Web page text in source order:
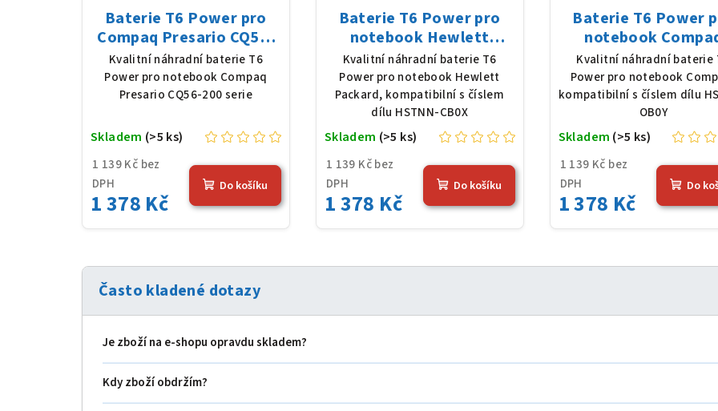
Baterie T6 Power pro
Compaq Presario CQ56-
200 serie, Li-Ion, 10,8 V,
5200 mAh (56 Wh), černá
Kvalitní náhradní baterie T6
Power pro notebook Compaq
Presario CQ56-200 serie
1 139 Kč bez
DPH
1 378 Kč
Skladem (>5 ks)
Do košíku
Baterie T6 Power pro
notebook Hewlett
Packard HSTNN-CB0X,
Li-Ion, 10,8 V, 5200 mAh
(56 Wh), černá
Kvalitní náhradní baterie T6
Power pro notebook Hewlett
Packard, kompatibilní s číslem
dílu HSTNN-CB0X
1 139 Kč bez
DPH
1 378 Kč
Skladem (>5 ks)
Do košíku
Baterie T6 Power
notebook
HSTNN-OB0Y, Li-
10,8 V, 5200 mAh (56
černá
Kvalitní náhradní baterie
Power pro notebook
kompatibilní s číslem dílu
OB0Y
1 139 Kč bez
DPH
1 378 Kč
Skladem (>5 ks)
Do
Často kladené dotazy
Je zboží na e‑shopu opravdu skladem?
Kdy zboží obdržím?